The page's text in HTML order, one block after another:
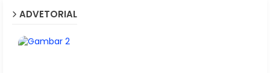
ADVETORIAL